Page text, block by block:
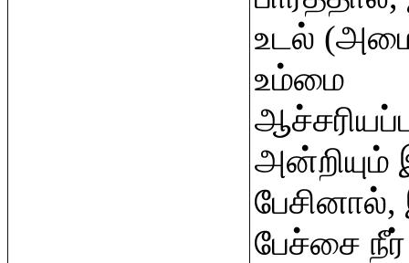
உடல்
உம்மை
பேச்சை